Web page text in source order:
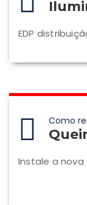
EDP
Como
Instale a